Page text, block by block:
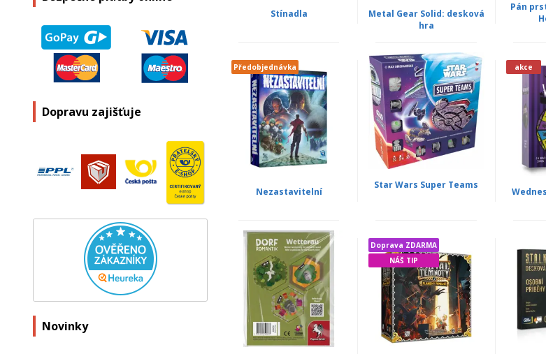
Dopravu zajišťuje
Novinky
Stínadla
Metal Gear Solid: desková
hra
Pán
Předobjednávka
Nezastavitelní
Star Wars Super Teams
akce
Doprava ZDARMA
NÁŠ TIP